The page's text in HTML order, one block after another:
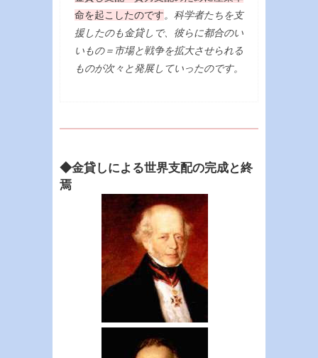
命を起こしたのです。科学者たちを支
援したのも金貸しで、彼らに都合のい
いもの＝市場と戦争を拡大させられる
ものが次々と発展していったのです。
◆金貸しによる世界支配の完成と終
焉